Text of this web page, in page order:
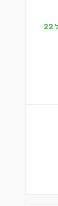
הציון מבוסס על חוות דעת אמיתיות של 22